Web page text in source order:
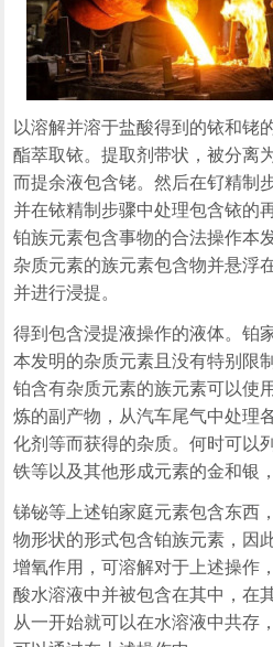
以溶解并溶于盐酸得到的铱和铑
酯萃取铱。提取剂带状，被分离
而提余液包含铑。然后在钌精制
并在铱精制步骤中处理包含铱的
铂族元素包含事物的合法操作本
杂质元素的族元素包含物并悬浮
并进行浸提。
得到包含浸提液操作的液体。铂
本发明的杂质元素且没有特别限
铂含有杂质元素的族元素可以使
炼的副产物，从汽车尾气中处理
化剂等而获得的杂质。何时可以
铁等以及其他形成元素的金和银
锑铋等上述铂家庭元素包含东西
物形状的形式包含铂族元素，因
增氧作用，可溶解对于上述操作
酸水溶液中并被包含在其中，在
从一开始就可以在水溶液中共存